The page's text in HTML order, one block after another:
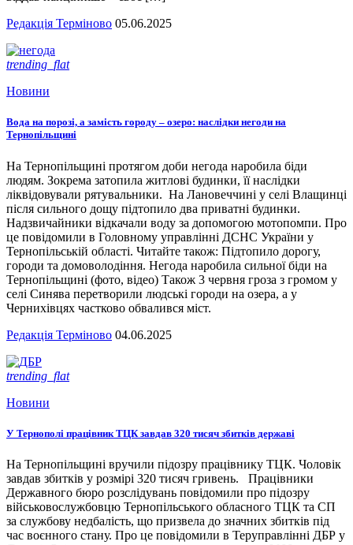
Редакція Терміново 05.06.2025
trending_flat
Новини
Вода на порозі, а замість городу – озеро: наслідки негоди на
Тернопільщині
На Тернопільщині протягом доби негода наробила біди
людям. Зокрема затопила житлові будинки, її наслідки
ліквідовували рятувальники. На Лановеччині у селі Влащинці
після сильного дощу підтопило два приватні будинки.
Надзвичайники відкачали воду за допомогою мотопомпи. Про
це повідомили в Головному управлінні ДСНС України у
Тернопільській області. Читайте також: Підтопило дорогу,
городи та домоволодіння. Негода наробила сильної біди на
Тернопільщині (фото, відео) Також 3 червня гроза з громом у
селі Синява перетворили людські городи на озера, а у
Чернихівцях частково обвалився міст.
Редакція Терміново 04.06.2025
trending_flat
Новини
У Тернополі працівник ТЦК завдав 320 тисяч збитків державі
На Тернопільщині вручили підозру працівнику ТЦК. Чоловік
завдав збитків у розмірі 320 тисяч гривень. Працівники
Державного бюро розслідувань повідомили про підозру
військовослужбовцю Тернопільського обласного ТЦК та СП
за службову недбалість, що призвела до значних збитків під
час воєнного стану. Про це повідомили в Теруправлінні ДБР у